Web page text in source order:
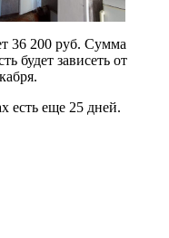
36 200 руб. Сумма
будет зависеть от
есть еще 25 дней.